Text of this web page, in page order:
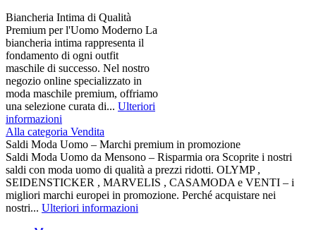
Biancheria Intima di Qualità
Premium per l'Uomo Moderno La
biancheria intima rappresenta il
fondamento di ogni outfit
maschile di successo. Nel nostro
negozio online specializzato in
moda maschile premium, offriamo
una selezione curata di... Ulteriori
informazioni
Alla categoria Vendita
Saldi Moda Uomo – Marchi premium in promozione
Saldi Moda Uomo da Mensono – Risparmia ora Scoprite i nostri
saldi con moda uomo di qualità a prezzi ridotti. OLYMP ,
SEIDENSTICKER , MARVELIS , CASAMODA e VENTI – i
migliori marchi europei in promozione. Perché acquistare nei
nostri... Ulteriori informazioni